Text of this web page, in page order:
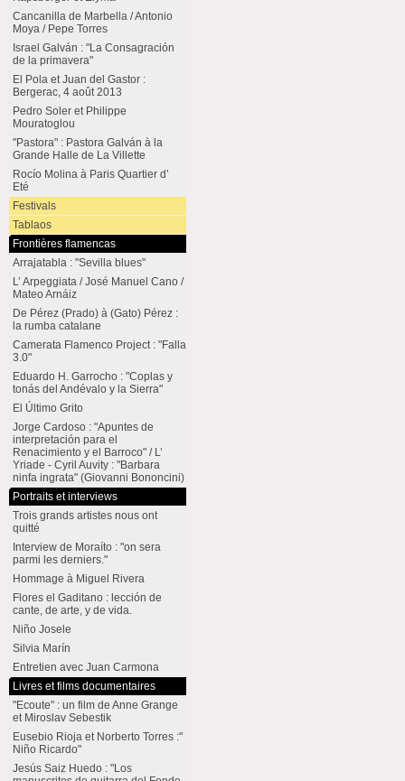
Cancanilla de Marbella / Antonio
Moya / Pepe Torres
Israel Galván : "La Consagración
de la primavera"
El Pola et Juan del Gastor :
Bergerac, 4 août 2013
Pedro Soler et Philippe
Mouratoglou
"Pastora" : Pastora Galván à la
Grande Halle de La Villette
Rocío Molina à Paris Quartier d’
Eté
Festivals
Tablaos
Frontières flamencas
Arrajatabla : "Sevilla blues"
L’ Arpeggiata / José Manuel Cano /
Mateo Arnáiz
De Pérez (Prado) à (Gato) Pérez :
la rumba catalane
Camerata Flamenco Project : "Falla
3.0"
Eduardo H. Garrocho : "Coplas y
tonás del Andévalo y la Sierra"
El Último Grito
Jorge Cardoso : "Apuntes de
interpretación para el
Renacimiento y el Barroco" / L’
Yriade - Cyril Auvity : "Barbara
ninfa ingrata" (Giovanni Bononcini)
Portraits et interviews
Trois grands artistes nous ont
quitté
Interview de Moraíto : "on sera
parmi les derniers."
Hommage à Miguel Rivera
Flores el Gaditano : lección de
cante, de arte, y de vida.
Niño Josele
Silvia Marín
Entretien avec Juan Carmona
Livres et films documentaires
"Ecoute" : un film de Anne Grange
et Miroslav Sebestik
Eusebio Rioja et Norberto Torres :"
Niño Ricardo"
Jesús Saiz Huedo : "Los